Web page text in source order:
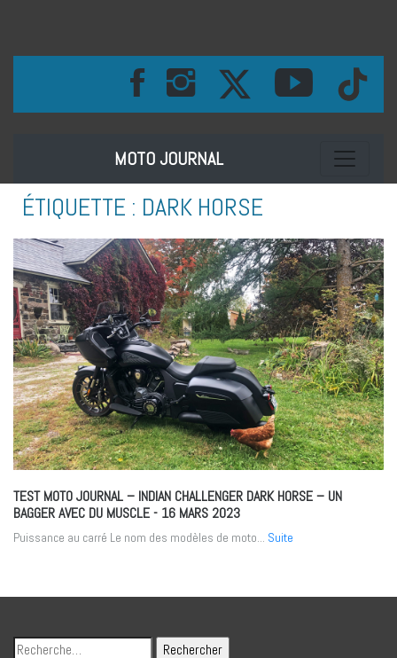
MOTO JOURNAL Toggle
ÉTIQUETTE : DARK HORSE
TEST MOTO JOURNAL – INDIAN CHALLENGER DARK HORSE – UN
BAGGER AVEC DU MUSCLE- 16 MARS 2023
Puissance au carré Le nom des modèles de moto... Suite